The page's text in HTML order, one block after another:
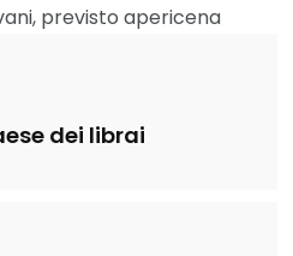
previsto apericena
dei librai